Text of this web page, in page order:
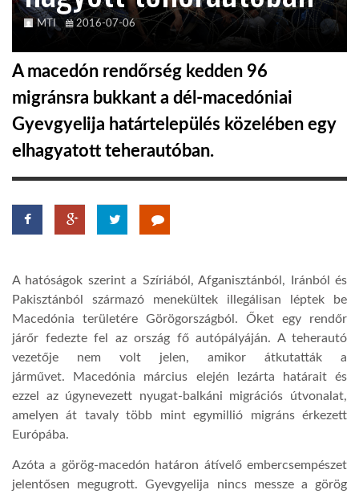
MÉDIA
GLOBOTV BP
TROPICALMAGAZIN
GLOBOTV
AFRIKA TUDÁSTÁR
A NAP SZÉPE
LINKTR.EE
MTI 2016-07-06
A macedón rendőrség kedden 96
migránsra bukkant a dél-macedóniai
Gyevgyelija határtelepülés közelében egy
elhagyatott teherautóban.
A hatóságok szerint a Szíriából, Afganisztánból, Iránból és
Pakisztánból származó menekültek illegálisan léptek be
Macedónia területére Görögországból. Őket egy rendőr
járőr fedezte fel az ország fő autópályáján. A teherautó
vezetője nem volt jelen, amikor átkutatták a
járművet. Macedónia március elején lezárta határait és
ezzel az úgynevezett nyugat-balkáni migrációs útvonalat,
amelyen át tavaly több mint egymillió migráns érkezett
Európába.
Azóta a görög-macedón határon átívelő embercsempészet
jelentősen megugrott. Gyevgyelija nincs messze a görög